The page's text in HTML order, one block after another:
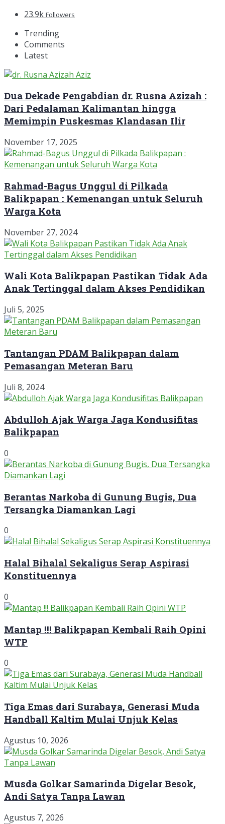
23.9k Followers
Trending
Comments
Latest
Dua Dekade Pengabdian dr. Rusna Azizah :
Dari Pedalaman Kalimantan hingga
Memimpin Puskesmas Klandasan Ilir
November 17, 2025
Rahmad-Bagus Unggul di Pilkada
Balikpapan : Kemenangan untuk Seluruh
Warga Kota
November 27, 2024
Wali Kota Balikpapan Pastikan Tidak Ada
Anak Tertinggal dalam Akses Pendidikan
Juli 5, 2025
Tantangan PDAM Balikpapan dalam
Pemasangan Meteran Baru
Juli 8, 2024
Abdulloh Ajak Warga Jaga Kondusifitas
Balikpapan
0
Berantas Narkoba di Gunung Bugis, Dua
Tersangka Diamankan Lagi
0
Halal Bihalal Sekaligus Serap Aspirasi
Konstituennya
0
Mantap !!! Balikpapan Kembali Raih Opini
WTP
0
Tiga Emas dari Surabaya, Generasi Muda
Handball Kaltim Mulai Unjuk Kelas
Agustus 10, 2026
Musda Golkar Samarinda Digelar Besok,
Andi Satya Tanpa Lawan
Agustus 7, 2026